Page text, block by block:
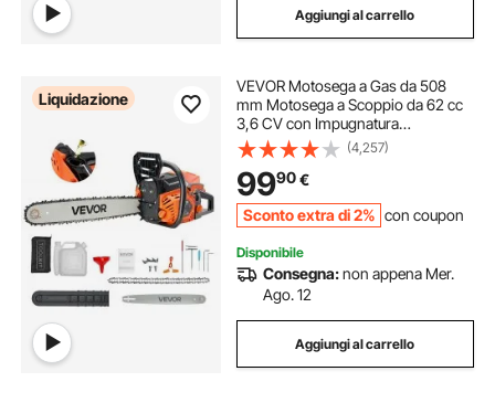
Aggiungi al carrello
Liquidazione
VEVOR Motosega a Gas da 508
mm Motosega a Scoppio da 62 cc
3,6 CV con Impugnatura
Antiscivolo, con Doppio Serbatoio,
per Taglio del Legno, Potatura degli
Alberi e Disboscamento, Arancione
Nero
(4,257)
9990€
Sconto extra di 2% con coupon
Disponibile
Consegna:non appena Mer.
Ago. 12
Aggiungi al carrello